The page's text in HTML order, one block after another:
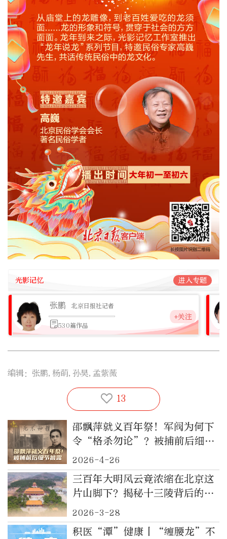
光影记忆 进入专题
张鹏 北京日报社记者
530篇作品
+关注
编辑：张鹏,杨萌,孙昊,孟紫薇
13
邵飘萍就义百年祭！军阀为何下
令“格杀勿论”？被捕前后细节
披露
2026-4-26
三百年大明风云竟浓缩在北京这
片山脚下？揭秘十三陵背后的王
朝兴衰
2026-3-28
积医“潭”健康丨“缠腰龙”不